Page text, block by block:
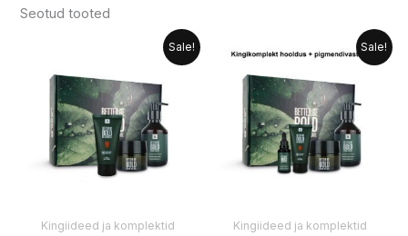
Seotud tooted
Sale!
Kingiideed ja komplektid
69.96 €.
Praegune
hind
59.99 €.
Sale!
Kingiideed ja komplektid
hind
104.95 €.
Praegune
hind
84.99 €.